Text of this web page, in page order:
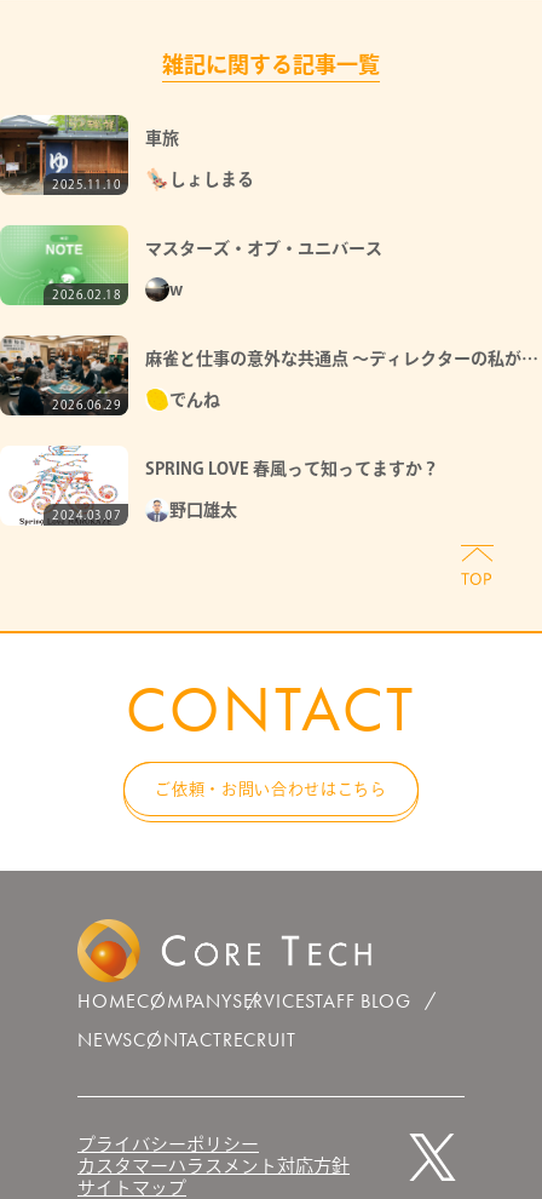
雑記に関する記事一覧
2025.11.10
車旅
しょしまる
2026.02.18
マスターズ・オブ・ユニバース
w
2026.06.29
麻雀と仕事の意外な共通点 ～ディレクターの私が感
でんね
2024.03.07
SPRING LOVE 春風って知ってますか？
野口雄太
CONTACT
ご依頼・お問い合わせはこちら
HOMECOMPANYSERVICESTAFF BLOG
NEWSCONTACTRECRUIT
プライバシーポリシー
カスタマーハラスメント対応方針
サイトマップ